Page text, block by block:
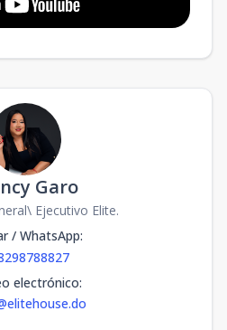
Garo
Ejecutivo Elite.
/ WhatsApp:
electrónico: